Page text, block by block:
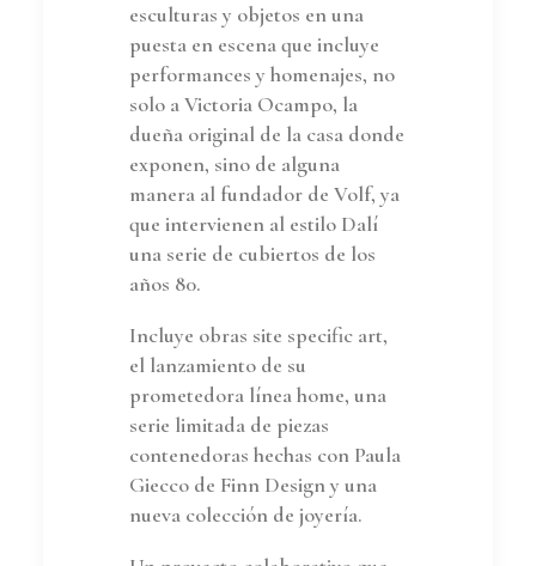
esculturas y objetos en una
puesta en escena que incluye
performances y homenajes, no
solo a Victoria Ocampo, la
dueña original de la casa donde
exponen, sino de alguna
manera al fundador de Volf, ya
que intervienen al estilo Dalí
una serie de cubiertos de los
años 80.
Incluye obras site specific art,
el lanzamiento de su
prometedora línea home, una
serie limitada de piezas
contenedoras hechas con Paula
Giecco de Finn Design y una
nueva colección de joyería.